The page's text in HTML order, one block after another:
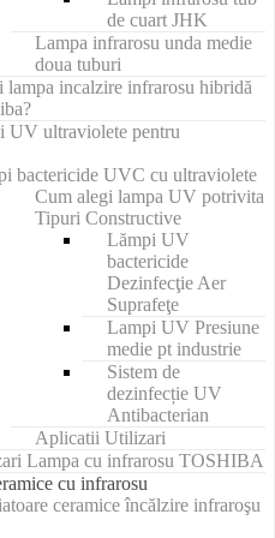
de cuart JHK
Lampa infrarosu unda medie
doua tuburi
lampa incalzire infrarosu hibridă
UV ultraviolete pentru
bactericide UVC cu ultraviolete
Cum alegi lampa UV potrivita
Tipuri Constructive
Lămpi UV
bactericide
Dezinfecţie Aer
Suprafeţe
Lampi UV Presiune
medie pt industrie
Sistem de
dezinfecție UV
Antibacterian
Aplicatii Utilizari
Lampa cu infrarosu TOSHIBA
cu infrarosu
ceramice încălzire infraroşu